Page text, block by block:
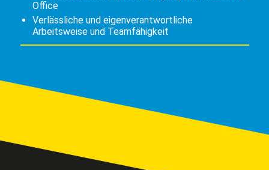
Office
Verlässliche und eigenverantwortliche
Arbeitsweise und Teamfähigkeit